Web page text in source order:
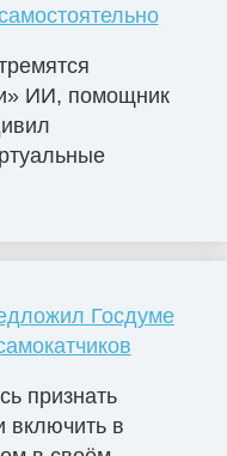
ИИ, помощник
Госдуме
признать
включить в